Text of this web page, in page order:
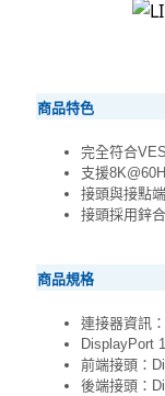
商品特色
完全符合
支援
接頭與接點
接頭採用鋅
商品規格
連接器資訊：
DisplayPort
前端接頭：
後端接頭：